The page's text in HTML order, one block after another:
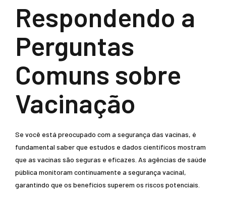
Respondendo a
Perguntas
Comuns sobre
Vacinação
Se você está preocupado com a segurança das vacinas, é
fundamental saber que estudos e dados científicos mostram
que as vacinas são seguras e eficazes. As agências de saúde
pública monitoram continuamente a segurança vacinal,
garantindo que os benefícios superem os riscos potenciais.